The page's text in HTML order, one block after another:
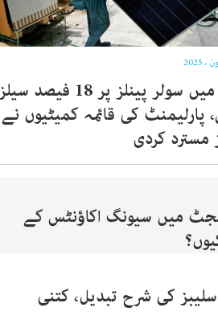
بجٹ میں سولر پینلز پر 18 فیصد سیلز
پارلیمنٹ کی قائمہ کمیٹیوں نے
مسترد کردی
میں سیونگ اکاؤنٹس کے
ٹیکس سلیبز کی شرح تبدیل، کتنی